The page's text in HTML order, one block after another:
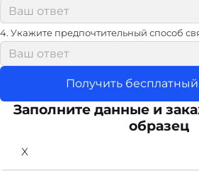
4. Укажите предпочтительный способ
Получить
Заполните данные и
образец
X